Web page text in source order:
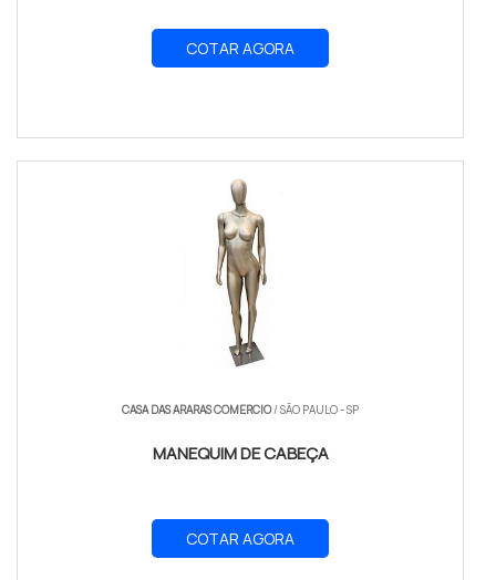
COTAR AGORA
CASA DAS ARARAS COMERCIO/ SÃO PAULO - SP
MANEQUIM DE CABEÇA
COTAR AGORA